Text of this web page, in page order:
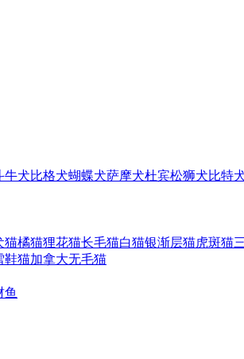
牛犬比格犬蝴蝶犬萨摩犬杜宾松狮犬比特
猫橘猫狸花猫长毛猫白猫银渐层猫虎斑猫
鞋猫加拿大无毛猫
鱼